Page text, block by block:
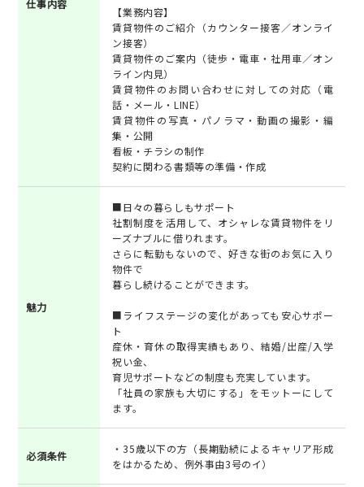
仕事内容
【業務内容】
賃貸物件のご紹介（カウンター接客／オンライ
ン接客）
賃貸物件のご案内（徒歩・電車・社用車／オン
ライン内見）
賃貸物件のお問い合わせに対しての対応（電
話・メール・LINE）
賃貸物件の写真・パノラマ・動画の撮影・編
集・公開
看板・チラシの制作
契約に関わる書類等の準備・作成
魅力
■日々の暮らしもサポート
社割制度を活用して、オシャレな賃貸物件をリ
ーズナブルに借りれます。
さらに転勤もないので、好きな街のお気に入り
物件で
暮らし続けることができます。
■ライフステージの変化があっても安心サポー
ト
産休・育休の取得実績もあり、結婚/出産/入学
祝い金、
育児サポートなどの制度も充実しています。
「社員の家族も大切にする」をモットーにして
ます。
必須条件
・35歳以下の方（長期勤続によるキャリア形成
をはかるため、例外事由3号のイ）